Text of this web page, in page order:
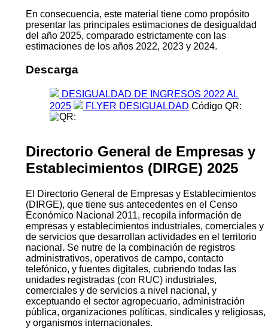
En consecuencia, este material tiene como propósito
presentar las principales estimaciones de desigualdad
del año 2025, comparado estrictamente con las
estimaciones de los años 2022, 2023 y 2024.
Descarga
DESIGUALDAD DE INGRESOS 2022 AL
2025
FLYER DESIGUALDAD Código QR:
Directorio General de Empresas y
Establecimientos (DIRGE) 2025
El Directorio General de Empresas y Establecimientos
(DIRGE), que tiene sus antecedentes en el Censo
Económico Nacional 2011, recopila información de
empresas y establecimientos industriales, comerciales y
de servicios que desarrollan actividades en el territorio
nacional. Se nutre de la combinación de registros
administrativos, operativos de campo, contacto
telefónico, y fuentes digitales, cubriendo todas las
unidades registradas (con RUC) industriales,
comerciales y de servicios a nivel nacional, y
exceptuando el sector agropecuario, administración
pública, organizaciones políticas, sindicales y religiosas,
y organismos internacionales.